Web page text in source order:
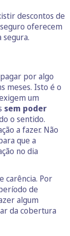
descontos de
oferecem
por algo
meses. Isto é o
um
sem poder
o sentido.
a fazer. Não
que a
no dia
carência. Por
de
algum
da cobertura